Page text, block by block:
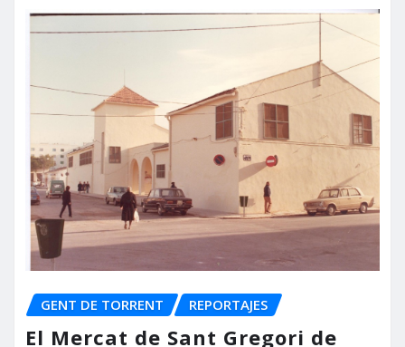
GENT DE TORRENT REPORTAJES
El Mercat de Sant Gregori de